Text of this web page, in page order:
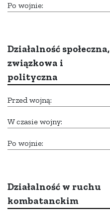
Po wojnie:
Działalność społeczna,
związkowa i
polityczna
Przed wojną:
W czasie wojny:
Po wojnie:
Działalność w ruchu
kombatanckim